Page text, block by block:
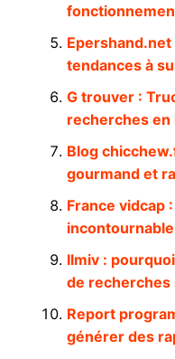
tendances à
G trouver :
recherches
Blog
gourmand et
France vidcap
Ilmiv :
de
Report
générer des